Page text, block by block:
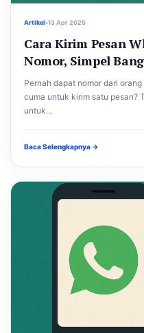
Artikel•13 Apr 2025
Cara Kirim Pesan
Nomor, Simpel
Pernah dapat nomor dari
cuma untuk kirim satu pesan?
untuk...
Baca Selengkapnya →